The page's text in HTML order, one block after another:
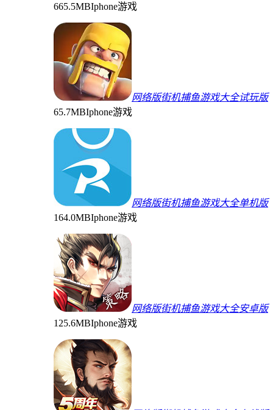
665.5MBIphone游戏
网络版街机捕鱼游戏大全试玩版
65.7MBIphone游戏
网络版街机捕鱼游戏大全单机版
164.0MBIphone游戏
网络版街机捕鱼游戏大全安卓版
125.6MBIphone游戏